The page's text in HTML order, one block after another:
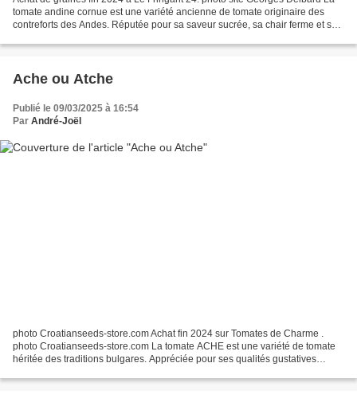
tomate andine cornue est une variété ancienne de tomate originaire des
contreforts des Andes. Réputée pour sa saveur sucrée, sa chair ferme et sa
Ache ou Atche
Publié le 09/03/2025 à 16:54
Par André-Joël
photo Croatianseeds-store.com Achat fin 2024 sur Tomates de Charme .
photo Croatianseeds-store.com La tomate ACHE est une variété de tomate
héritée des traditions bulgares. Appréciée pour ses qualités gustatives